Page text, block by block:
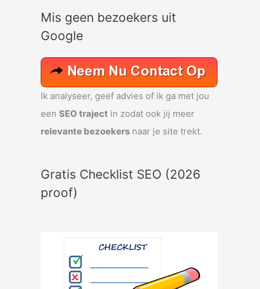
k
n
r
Mis geen bezoekers uit
Google
Ik analyseer, geef advies of ik ga met jou
een SEO traject in zodat ook jij meer
relevante bezoekers naar je site trekt.
Gratis Checklist SEO (2026
proof)